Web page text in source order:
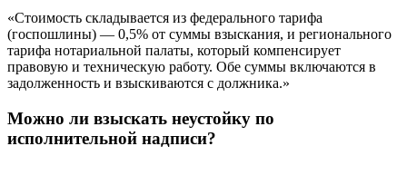
«Стоимость складывается из федерального тарифа
(госпошлины) — 0,5% от суммы взыскания, и регионального
тарифа нотариальной палаты, который компенсирует
правовую и техническую работу. Обе суммы включаются в
задолженность и взыскиваются с должника.»
Можно ли взыскать неустойку по
исполнительной надписи?